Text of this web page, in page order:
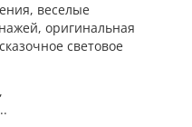
веселые
оригинальная
световое